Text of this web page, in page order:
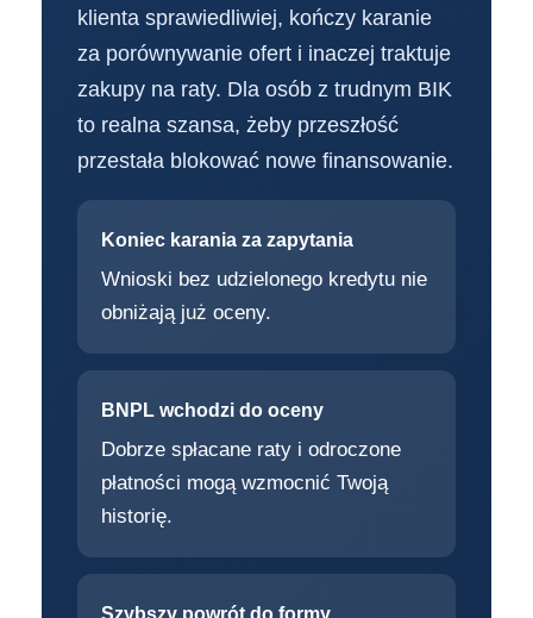
klienta sprawiedliwiej, kończy karanie
za porównywanie ofert i inaczej traktuje
zakupy na raty. Dla osób z trudnym BIK
to realna szansa, żeby przeszłość
przestała blokować nowe finansowanie.
Koniec karania za zapytania
Wnioski bez udzielonego kredytu nie
obniżają już oceny.
BNPL wchodzi do oceny
Dobrze spłacane raty i odroczone
płatności mogą wzmocnić Twoją
historię.
Szybszy powrót do formy